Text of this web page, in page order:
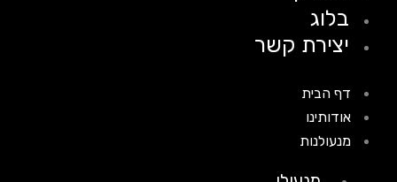
בלוג
יצירת קשר
דף הבית
אודותינו
מנעולנות